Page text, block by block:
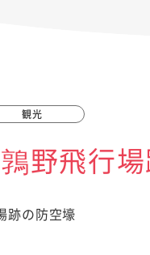
観光
野飛行
跡の防空壕